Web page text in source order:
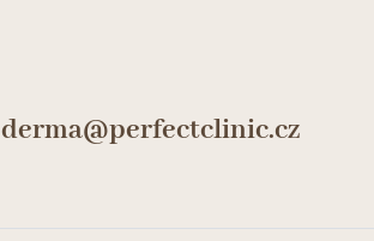
derma@perfectclinic.cz